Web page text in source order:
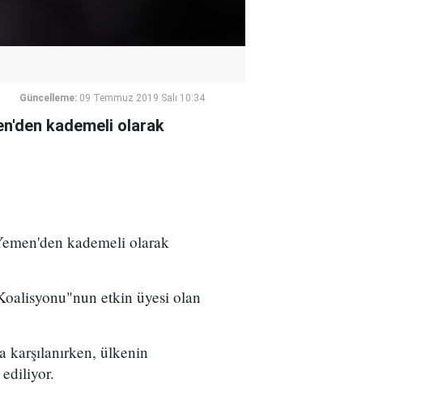
Güncelleme: 09 Temmuz 2019 Salı 10:34
kademeli olarak
kademeli olarak
etkin üyesi olan
ülkenin
ediliyor.